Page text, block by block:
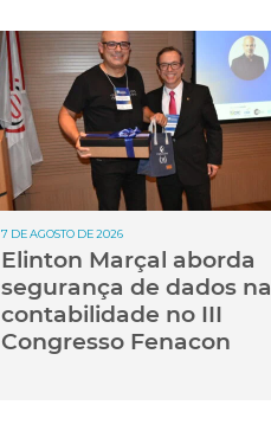
7 DE AGOSTO DE 2026
Elinton Marçal aborda
segurança de dados na
contabilidade no III
Congresso Fenacon